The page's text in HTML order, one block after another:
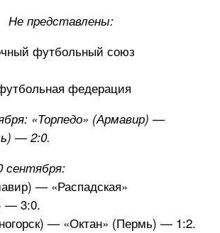
Не представлены:
футбольный союз
федерация
«Торпедо» (Армавир) —
— 2:0.
сентября:
— «Распадская»
— 3:0.
— «Октан» (Пермь) — 1:2.